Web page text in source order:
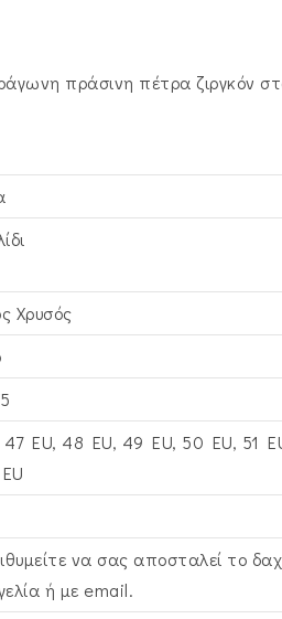
πράσινη πέτρα ζιργκόν
Xρυσός
EU, 48 EU, 49 EU, 50 EU, 51
να σας αποσταλεί το
ή με email.